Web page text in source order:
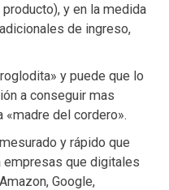
y en la medida
de ingreso,
y puede que lo
a conseguir mas
del cordero».
y rápido que
empresas que digitales
Google,